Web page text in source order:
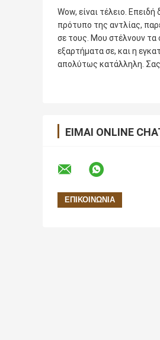
Wow, είναι τέλειο. Επειδή
πρότυπο της αντλίας,
σε τους. Μου στέλνουν τα
εξαρτήματα σε, και η
απολύτως κατάλληλη. Σας
ΕΊΜΑΙ ONLINE